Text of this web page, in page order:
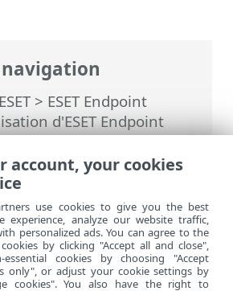
> ESET Endpoint
d'ESET Endpoint
>Planificateur> Boîtes
> Options
account, your cookies
use cookies to give you the best
experience, analyze our website traffic,
personalized ads. You can agree to the
by clicking "Accept all and close",
cookies by choosing "Accept
only", or adjust your cookie settings by
cookies". You also have the right to